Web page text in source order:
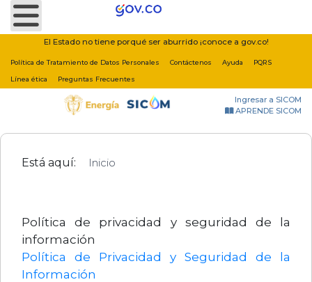
Nota:
este
web
incluye
un
accesibilidad.
El Estado no tiene porqué ser aburrido ¡conoce a gov.co!
Política de Tratamiento de Datos Personales Contáctenos Ayuda PQRS
Línea ética Preguntas Frecuentes
Ingresar a SICOM
APRENDE SICOM
Está aquí: Inicio
Política de privacidad y seguridad de la
información
Política de Privacidad y Seguridad de la
Información